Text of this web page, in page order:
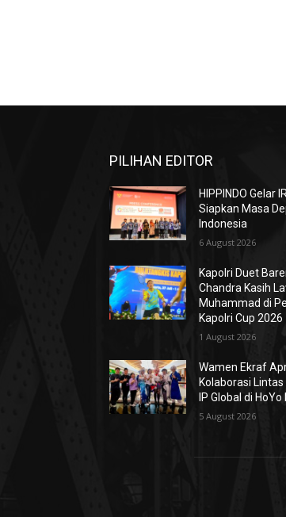
PILIHAN EDITOR
HIPPINDO Gelar
Siapkan Masa
Indonesia
6 August 2026
Kapolri Duet
Chandra Kasih
Muhammad di
Kapolri Cup 2026
1 August 2026
Wamen Ekraf
Kolaborasi
IP Global di HoYo
5 August 2026